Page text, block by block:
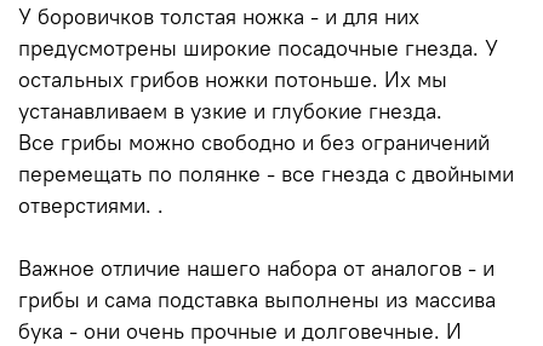
У боровичков толстая ножка - и для них
предусмотрены широкие посадочные гнезда. У
остальных грибов ножки потоньше. Их мы
устанавливаем в узкие и глубокие гнезда.
Все грибы можно свободно и без ограничений
перемещать по полянке - все гнезда с двойными
отверстиями. .
Важное отличие нашего набора от аналогов - и
грибы и сама подставка выполнены из массива
бука - они очень прочные и долговечные. И